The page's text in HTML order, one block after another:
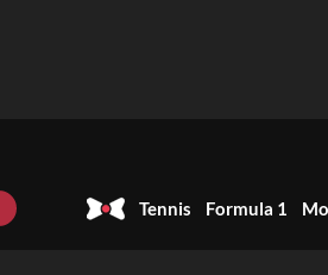
Tennis Formula 1